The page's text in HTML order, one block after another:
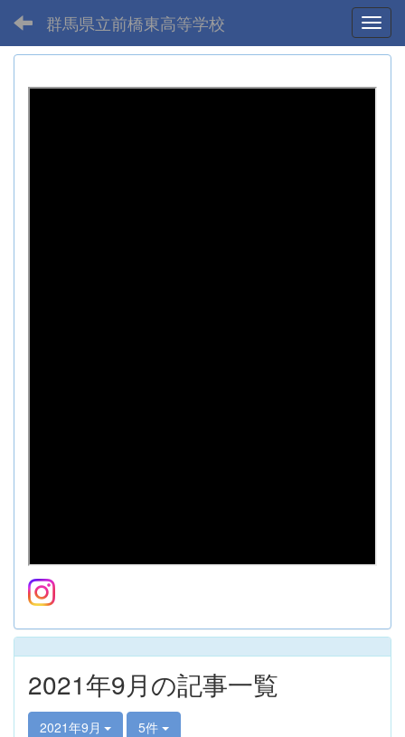
群馬県立前橋東高等学校
2021年9月の記事一覧
2021年9月 5件